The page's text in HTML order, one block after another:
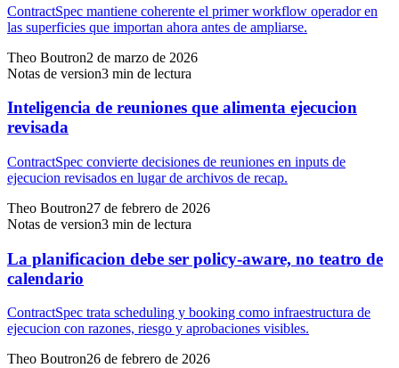
ContractSpec mantiene coherente el primer workflow operador en
las superficies que importan ahora antes de ampliarse.
Theo Boutron2 de marzo de 2026
Notas de version3 min de lectura
Inteligencia de reuniones que alimenta ejecucion
revisada
ContractSpec convierte decisiones de reuniones en inputs de
ejecucion revisados en lugar de archivos de recap.
Theo Boutron27 de febrero de 2026
Notas de version3 min de lectura
La planificacion debe ser policy-aware, no teatro de
calendario
ContractSpec trata scheduling y booking como infraestructura de
ejecucion con razones, riesgo y aprobaciones visibles.
Theo Boutron26 de febrero de 2026